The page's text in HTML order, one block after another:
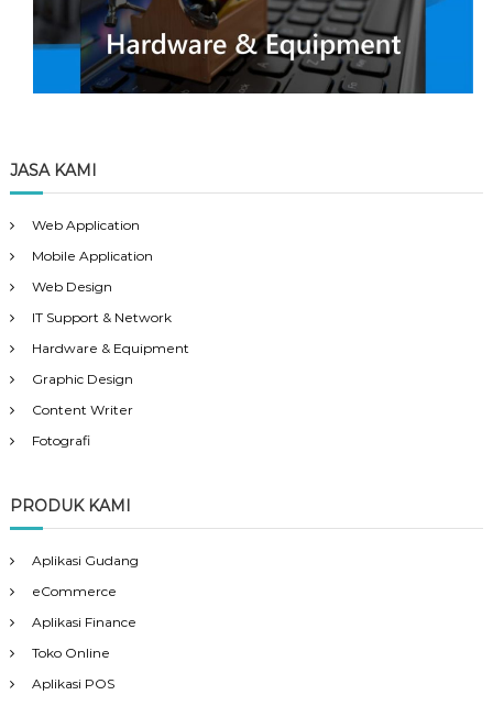
JASA KAMI
Web Application
Mobile Application
Web Design
IT Support & Network
Hardware & Equipment
Graphic Design
Content Writer
Fotografi
PRODUK KAMI
Aplikasi Gudang
eCommerce
Aplikasi Finance
Toko Online
Aplikasi POS